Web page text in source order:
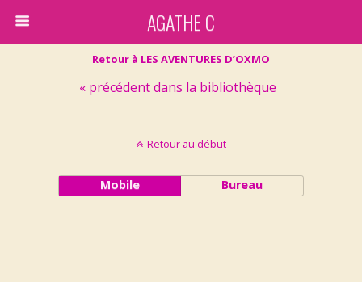
AGATHE C
Retour à LES AVENTURES D’OXMO
« précédent dans la bibliothèque
Retour au début
Mobile Bureau